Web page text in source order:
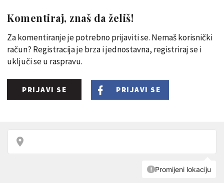
Komentiraj, znaš da želiš!
Za komentiranje je potrebno prijaviti se. Nemaš korisnički
račun? Registracija je brza i jednostavna, registriraj se i
uključi se u raspravu.
PRIJAVI SE PRIJAVI SE